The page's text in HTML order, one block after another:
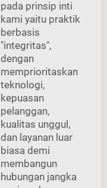
pada prinsip inti
kami yaitu praktik
berbasis
"integritas",
dengan
memprioritaskan
teknologi,
kepuasan
pelanggan,
kualitas unggul,
dan layanan luar
biasa demi
membangun
hubungan jangka